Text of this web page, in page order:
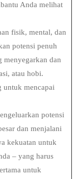
Anda melihat
fisik, mental, dan
potensi penuh
dan
atau hobi.
untuk mencapai
potensi
dan menjalani
kekuatan untuk
– yang harus
untuk